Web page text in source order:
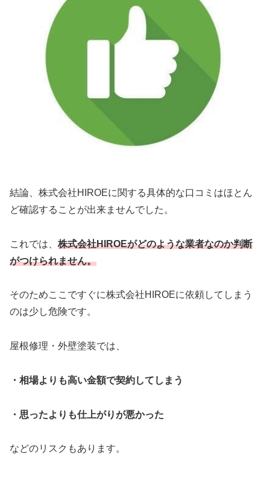
結論、株式会社HIROEに関する具体的な口コミはほとん
ど確認することが出来ませんでした。
これでは、 株式会社HIROEがどのような業者なのか判断
がつけられません。
そのためここですぐに株式会社HIROEに依頼してしまう
のは少し危険です。
屋根修理・外壁塗装では、
・相場よりも高い金額で契約してしまう
・思ったよりも仕上がりが悪かった
などのリスクもあります。